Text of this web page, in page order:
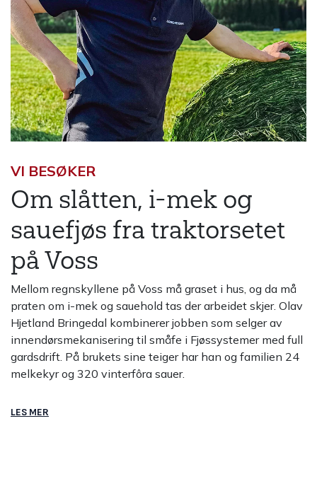
VI BESØKER
Om slåtten, i-mek og
sauefjøs fra traktorsetet
på Voss
Mellom regnskyllene på Voss må graset i hus, og da må
praten om i-mek og sauehold tas der arbeidet skjer. Olav
Hjetland Bringedal kombinerer jobben som selger av
innendørsmekanisering til småfe i Fjøssystemer med full
gardsdrift. På brukets sine teiger har han og familien 24
melkekyr og 320 vinterfôra sauer.
LES MER